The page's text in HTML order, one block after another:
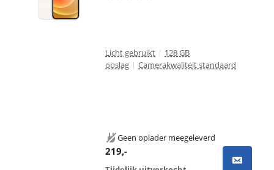
Licht gebruikt | 128 GB
opslag | Camerakwaliteit standaard
Geen oplader meegeleverd
219,-